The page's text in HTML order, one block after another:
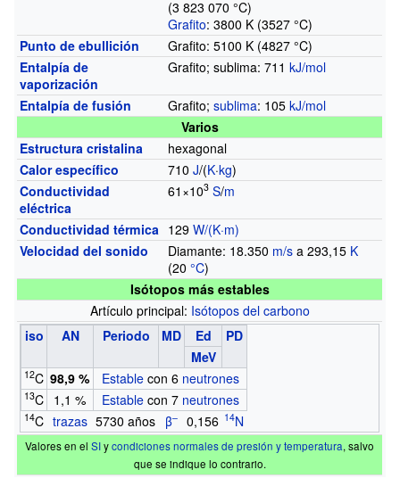
(3 823 070 °C)
Grafito: 3800 K (3527 °C)
Punto de ebullición
Grafito: 5100 K (4827 °C)
Entalpía de
vaporización
Grafito; sublima: 711 kJ/mol
Entalpía de fusión Grafito;sublima: 105 kJ/mol
Varios
Estructura cristalina
hexagonal
Calor específico
710 J/(K·kg)
Conductividad
eléctrica
61×103 S/m
Conductividad térmica 129 W/(K·m)
Velocidad del sonido
Diamante: 18.350 m/s a 293,15 K
(20 °C)
Isótopos más estables
Artículo principal: Isótopos del carbono
iso
AN Periodo MD Ed
PD
MeV
12C 98,9 % Establecon 6 neutrones
13C 1,1 % Establecon 7 neutrones
14C trazas 5730 años β– 0,156 14N
Valores en elSIycondiciones normales de presión y temperatura, salvo
que se indique lo contrario.